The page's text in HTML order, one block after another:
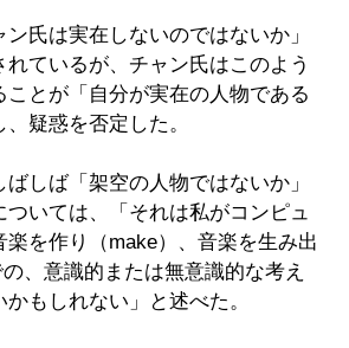
氏は実在しないのではないか」
れているが、チャン氏はこのよう
ことが「自分が実在の人物である
疑惑を否定した。
ばしば「架空の人物ではないか」
ついては、「それは私がコンピュ
楽を作り（make）、音楽を生み出
、意識的または無意識的な考え
もしれない」と述べた。